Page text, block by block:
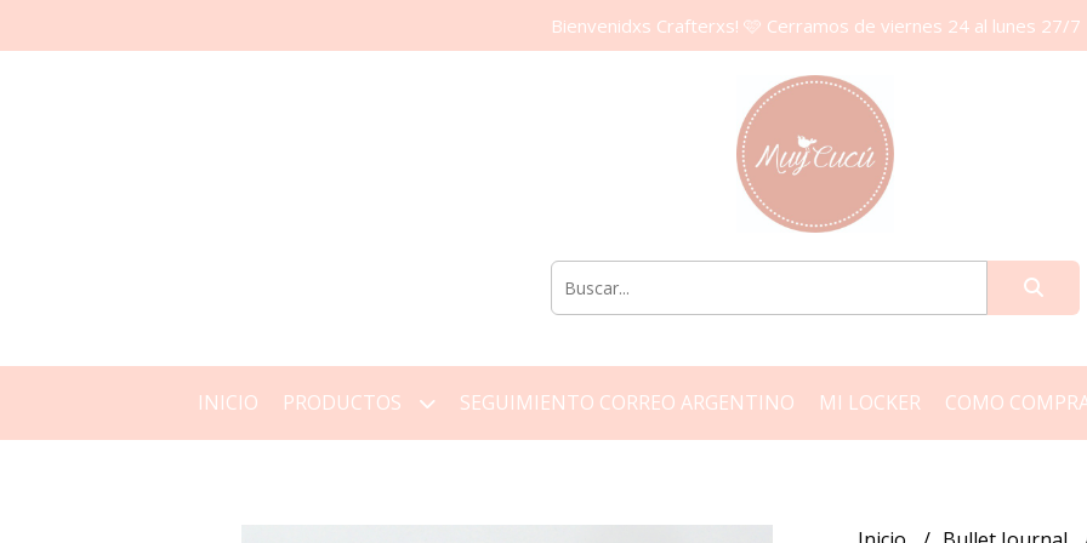
Bienvenidxs Crafterxs! 🩷 Cerramos de viernes 24 al lunes 27/7
INICIO PRODUCTOS SEGUIMIENTO CORREO ARGENTINO MI LOCKER COMO